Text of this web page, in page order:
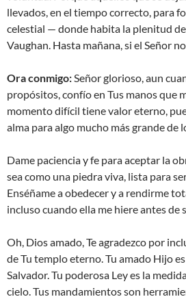
llevados, en el tiempo correcto, para
celestial — donde habita la plenitud
Vaughan. Hasta mañana, si el Señor
Ora conmigo:Señor glorioso, aun
propósitos, confío en Tus manos que
momento difícil tiene valor eterno,
alma para algo mucho más grande de
Dame paciencia y fe para aceptar la
sea como una piedra viva, lista para
Enséñame a obedecer y a rendirme
incluso cuando ella me hiere antes de
Oh, Dios amado, Te agradezco por
de Tu templo eterno. Tu amado Hijo
Salvador. Tu poderosa Ley es la
cielo. Tus mandamientos son